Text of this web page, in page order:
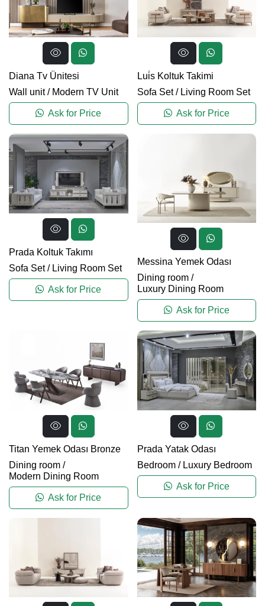
Diana Tv Ünitesi
Wall unit/ Modern TV Unit
Ask for Price
Lui̇s Koltuk Takimi
Sofa Set/ Living Room Set
Ask for Price
Prada Koltuk Takımı
Sofa Set/ Living Room Set
Ask for Price
Messina Yemek Odası
Dining room/
Luxury Dining Room
Ask for Price
Titan Yemek Odası Bronze
Dining room /
Modern Dining Room
Ask for Price
Prada Yatak Odası
Bedroom/ Luxury Bedroom
Ask for Price